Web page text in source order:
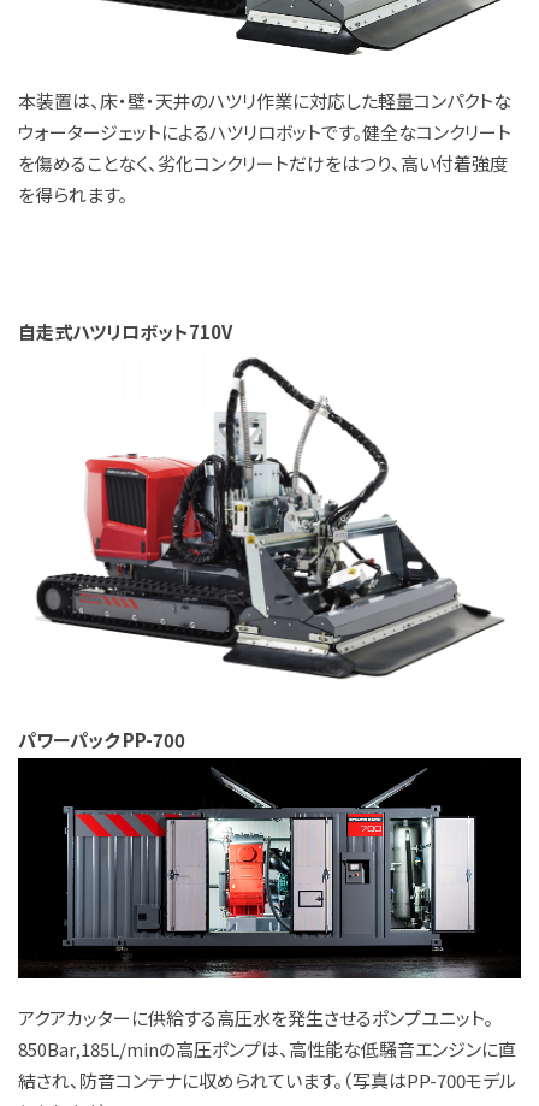
本装置は、床・壁・天井のハツリ作業に対応した軽量コンパクトな
ウォータージェットによるハツリロボットです。健全なコンクリート
を傷めることなく、劣化コンクリートだけをはつり、高い付着強度
を得られます。
自走式ハツリロボット710V
パワーパック PP-700
アクアカッターに供給する高圧水を発生させるポンプユニット。
850Bar,185L/minの高圧ポンプは、高性能な低騒音エンジンに直
結され、防音コンテナに収められています。（写真はPP-700モデル